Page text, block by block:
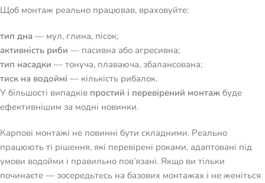
Щоб монтаж реально працював, враховуйте:
тип дна — мул, глина, пісок;
активність риби — пасивна або агресивна;
тип насадки — тонуча, плаваюча, збалансована;
тиск на водоймі — кількість рибалок.
У більшості випадків простий і перевірений монтаж буде
ефективнішим за модні новинки.
Карпові монтажі не повинні бути складними. Реально
працюють ті рішення, які перевірені роками, адаптовані під
умови водойми і правильно пов’язані. Якщо ви тільки
починаєте — зосередьтесь на базових монтажах і не женіться